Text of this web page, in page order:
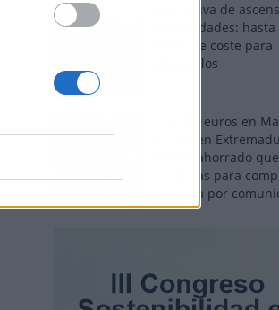
Normativa de
comunidades: hasta
euros de coste para
adaptarlos
110.000 euros en
31.000 en
dinero ahorrado que
necesitas para
vivienda por